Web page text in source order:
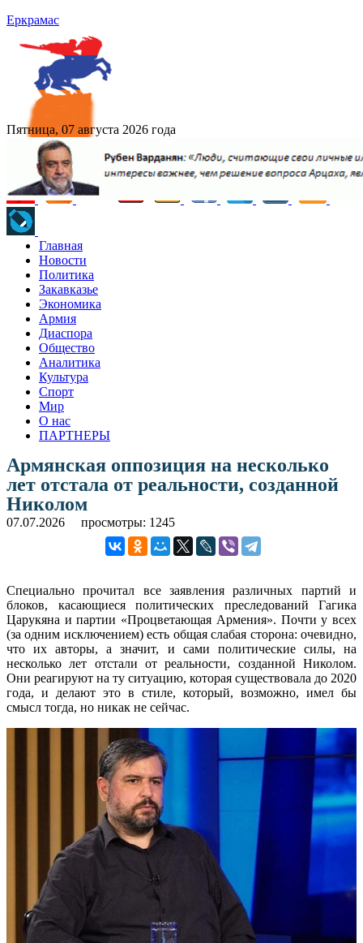
Еркрамас
Пятница, 07 августа 2026 года
Главная
Новости
Политика
Закавказье
Экономика
Армия
Диаспора
Общество
Аналитика
Культура
Спорт
Мир
О нас
ПАРТНЕРЫ
Армянская оппозиция на несколько
лет отстала от реальности, созданной
Николом
07.07.2026 просмотры: 1245
Специально прочитал все заявления различных партий и
блоков, касающиеся политических преследований Гагика
Царукяна и партии «Процветающая Армения». Почти у всех
(за одним исключением) есть общая слабая сторона: очевидно,
что их авторы, а значит, и сами политические силы, на
несколько лет отстали от реальности, созданной Николом.
Они реагируют на ту ситуацию, которая существовала до 2020
года, и делают это в стиле, который, возможно, имел бы
смысл тогда, но никак не сейчас.